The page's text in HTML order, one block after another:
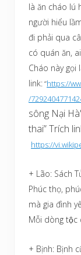
là ăn cháo lú
người hiểu
đi phải qua
có quán ăn,
Cháo này gọi
link:“https://
/
sông Nại
thai” Trích
https://
+ Lão: Sách
Phúc thọ,
mà gia đình
Mỗi dòng tộc
+ Bịnh: Bịnh